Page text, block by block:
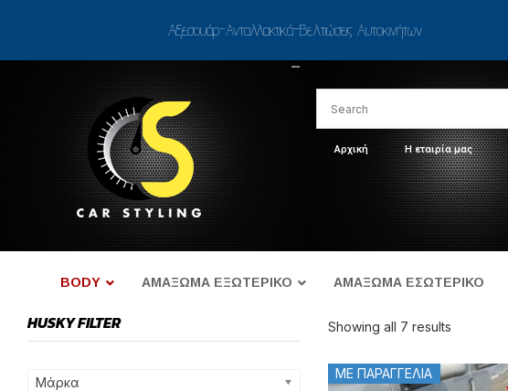
Αξεσουάρ-Ανταλλακτικά-Βελτιώσεις Αυτοκινήτων
Αρχική Η εταιρία μας
BODY ΑΜΑΞΩΜΑ ΕΞΩΤΕΡΙΚΟ ΑΜΑΞΩΜΑ ΕΣΩΤΕΡΙΚΟ
HUSKY FILTER
Μάρκα
Showing all 7 results
ΜΕ ΠΑΡΑΓΓΕΛΙΑ